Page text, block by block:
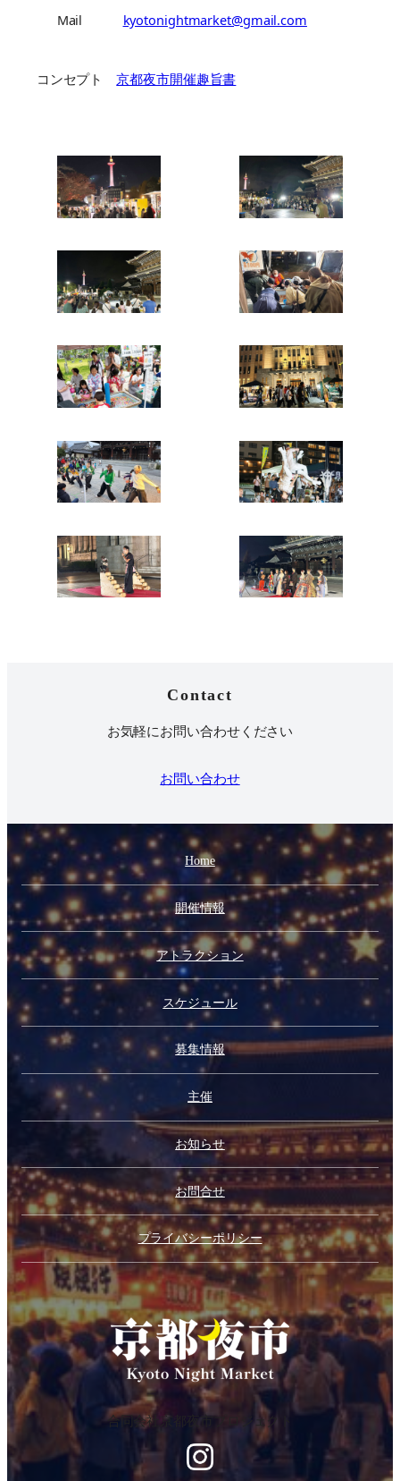
Mail kyotonightmarket@gmail.com
コンセプト 京都夜市開催趣旨書
Contact
お気軽にお問い合わせください
お問い合わせ
Home
開催情報
アトラクション
スケジュール
募集情報
主催
お知らせ
お問合せ
プライバシーポリシー
合同会社京都夜市プロジェクト